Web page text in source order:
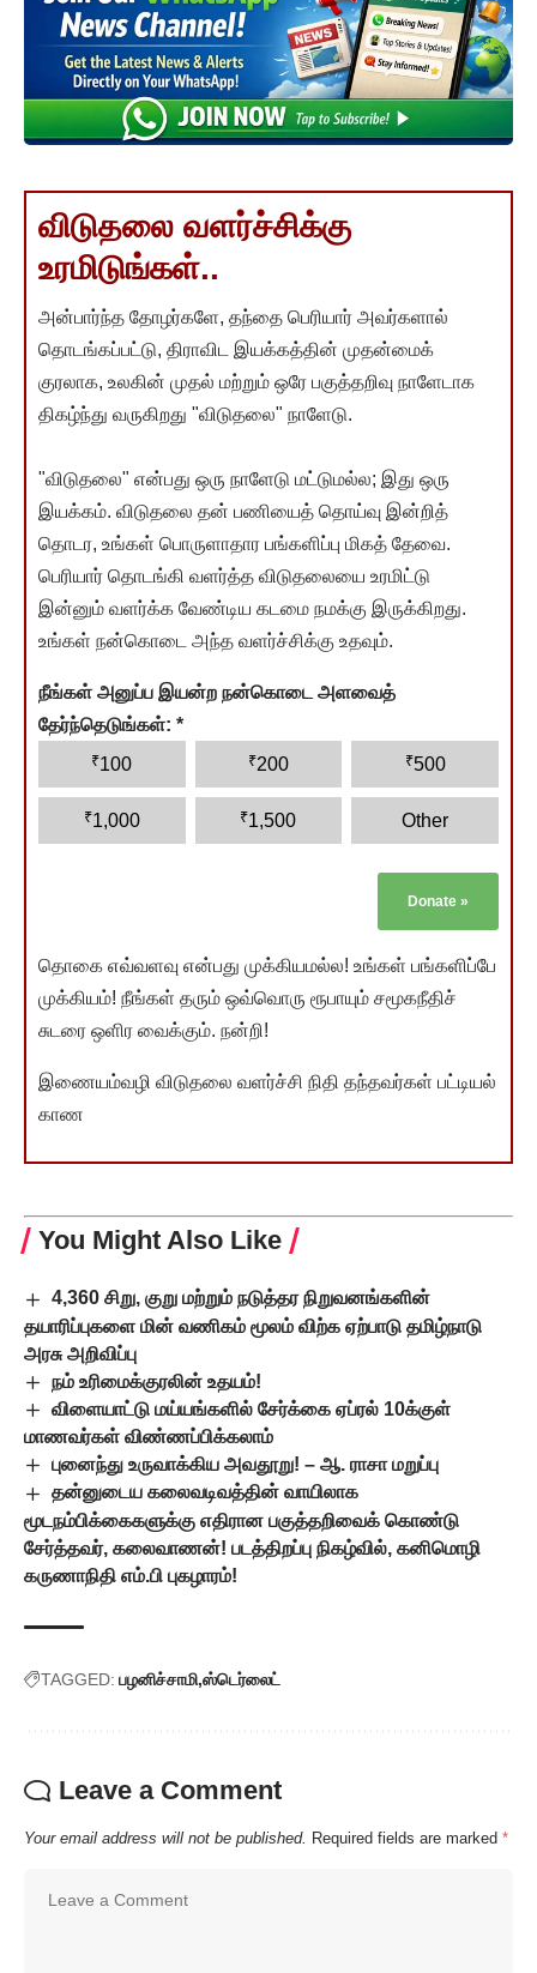
விடுதலை வளர்ச்சிக்கு
உரமிடுங்கள்..
அன்பார்ந்த தோழர்களே, தந்தை பெரியார் அவர்களால்
தொடங்கப்பட்டு, திராவிட இயக்கத்தின் முதன்மைக்
குரலாக, உலகின் முதல் மற்றும் ஒரே பகுத்தறிவு நாளேடாக
திகழ்ந்து வருகிறது "விடுதலை" நாளேடு.
"விடுதலை" என்பது ஒரு நாளேடு மட்டுமல்ல; இது ஒரு
இயக்கம். விடுதலை தன் பணியைத் தொய்வு இன்றித்
தொடர, உங்கள் பொருளாதார பங்களிப்பு மிகத் தேவை.
பெரியார் தொடங்கி வளர்த்த விடுதலையை உரமிட்டு
இன்னும் வளர்க்க வேண்டிய கடமை நமக்கு இருக்கிறது.
உங்கள் நன்கொடை அந்த வளர்ச்சிக்கு உதவும்.
நீங்கள் அனுப்ப இயன்ற நன்கொடை அளவைத்
தேர்ந்தெடுங்கள்: *
₹100 ₹200 ₹500
₹1,000 ₹1,500 Other
Donate »
தொகை எவ்வளவு என்பது முக்கியமல்ல! உங்கள் பங்களிப்பே
முக்கியம்! நீங்கள் தரும் ஒவ்வொரு ரூபாயும் சமூகநீதிச்
சுடரை ஒளிர வைக்கும். நன்றி!
இணையம்வழி விடுதலை வளர்ச்சி நிதி தந்தவர்கள் பட்டியல்
காண
You Might Also Like
4,360 சிறு, குறு மற்றும் நடுத்தர நிறுவனங்களின்
தயாரிப்புகளை மின் வணிகம் மூலம் விற்க ஏற்பாடு தமிழ்நாடு
அரசு அறிவிப்பு
நம் உரிமைக்குரலின் உதயம்!
விளையாட்டு மய்யங்களில் சேர்க்கை ஏப்ரல் 10க்குள்
மாணவர்கள் விண்ணப்பிக்கலாம்
புனைந்து உருவாக்கிய அவதூறு! – ஆ. ராசா மறுப்பு
தன்னுடைய கலைவடிவத்தின் வாயிலாக
மூடநம்பிக்கைகளுக்கு எதிரான பகுத்தறிவைக் கொண்டு
சேர்த்தவர், கலைவாணன்! படத்திறப்பு நிகழ்வில், கனிமொழி
கருணாநிதி எம்.பி புகழாரம்!
TAGGED: பழனிச்சாமி ஸ்டெர்லைட்
Leave a Comment
Your email address will not be published. Required fields are marked *